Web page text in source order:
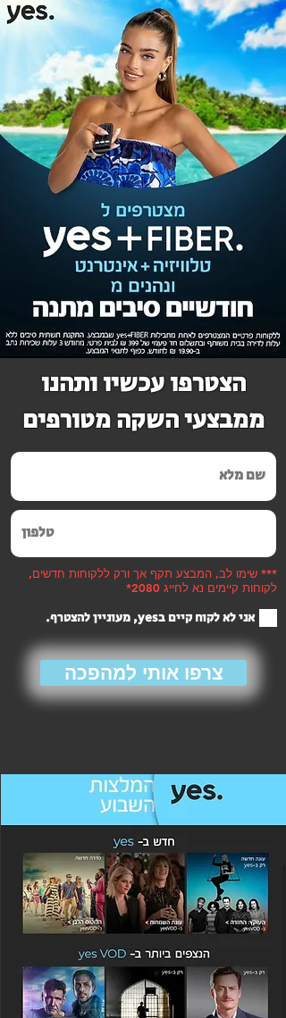
הצטרפו עכשיו ותהנו
ממבצעי השקה מטורפים
*** שימו לב, המבצע תקף אך ורק ללקוחות חדשים,
לקוחות קיימים נא לחייג 2080*
אני לא לקוח קיים בyes, מעוניין להצטרף.
צרפו אותי למהפכה